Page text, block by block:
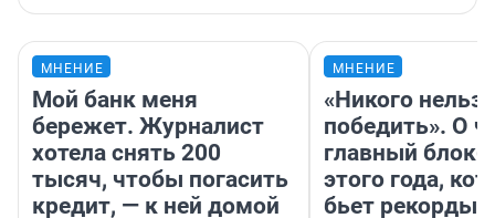
МНЕНИЕ
Мой банк меня
бережет. Журналист
хотела снять 200
тысяч, чтобы погасить
кредит, — к ней домой
МНЕНИЕ
«Никого нельзя
победить». О
главный
этого года,
бьет рекорды в